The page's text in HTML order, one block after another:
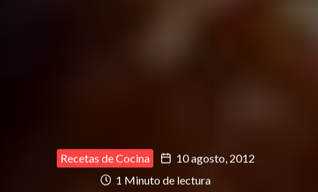
Recetas de Cocina
10 agosto, 2012
1 Minuto de lectura